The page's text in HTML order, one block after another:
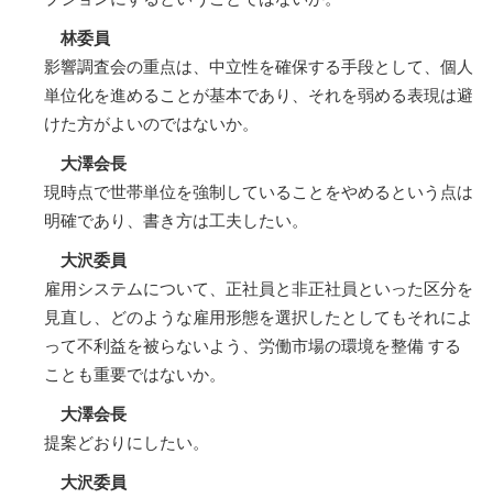
林委員
影響調査会の重点は、中立性を確保する手段として、個人
単位化を進めることが基本であり、それを弱める表現は避
けた方がよいのではないか。
大澤会長
現時点で世帯単位を強制していることをやめるという点は
明確であり、書き方は工夫したい。
大沢委員
雇用システムについて、正社員と非正社員といった区分を
見直し、どのような雇用形態を選択したとしてもそれによ
って不利益を被らないよう、労働市場の環境を整備 する
ことも重要ではないか。
大澤会長
提案どおりにしたい。
大沢委員